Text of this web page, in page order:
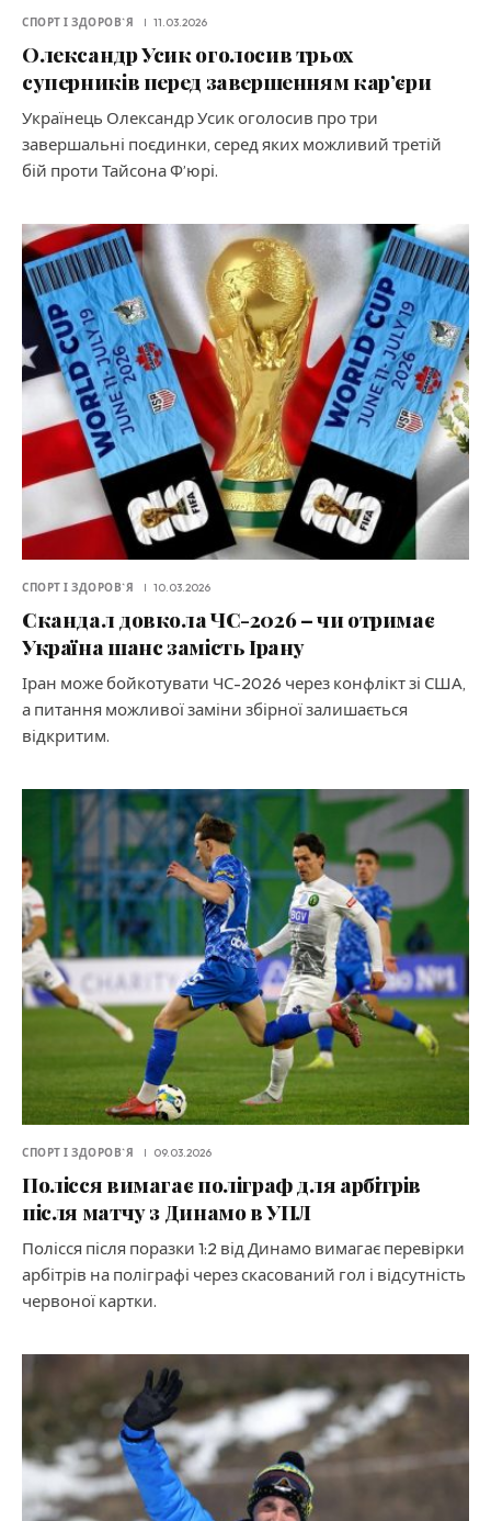
СПОРТ І ЗДОРОВ`Я 11.03.2026
Олександр Усик оголосив трьох
суперників перед завершенням кар’єри
Українець Олександр Усик оголосив про три
завершальні поєдинки, серед яких можливий третій
бій проти Тайсона Ф’юрі.
СПОРТ І ЗДОРОВ`Я 10.03.2026
Скандал довкола ЧС-2026 – чи отримає
Україна шанс замість Ірану
Іран може бойкотувати ЧС-2026 через конфлікт зі США,
а питання можливої заміни збірної залишається
відкритим.
СПОРТ І ЗДОРОВ`Я 09.03.2026
Полісся вимагає поліграф для арбітрів
після матчу з Динамо в УПЛ
Полісся після поразки 1:2 від Динамо вимагає перевірки
арбітрів на поліграфі через скасований гол і відсутність
червоної картки.